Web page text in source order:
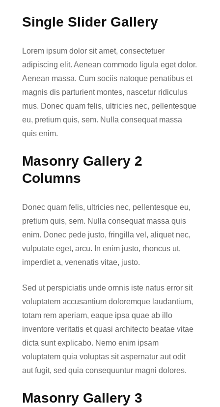
Single Slider Gallery
Lorem ipsum dolor sit amet, consectetuer
adipiscing elit. Aenean commodo ligula eget dolor.
Aenean massa. Cum sociis natoque penatibus et
magnis dis parturient montes, nascetur ridiculus
mus. Donec quam felis, ultricies nec, pellentesque
eu, pretium quis, sem. Nulla consequat massa
quis enim.
Masonry Gallery 2
Columns
Donec quam felis, ultricies nec, pellentesque eu,
pretium quis, sem. Nulla consequat massa quis
enim. Donec pede justo, fringilla vel, aliquet nec,
vulputate eget, arcu. In enim justo, rhoncus ut,
imperdiet a, venenatis vitae, justo.
Sed ut perspiciatis unde omnis iste natus error sit
voluptatem accusantium doloremque laudantium,
totam rem aperiam, eaque ipsa quae ab illo
inventore veritatis et quasi architecto beatae vitae
dicta sunt explicabo. Nemo enim ipsam
voluptatem quia voluptas sit aspernatur aut odit
aut fugit, sed quia consequuntur magni dolores.
Masonry Gallery 3